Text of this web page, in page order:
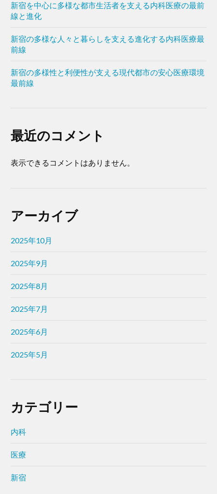
新宿を中心に多様な都市生活者を支える内科医療の最前
線と進化
新宿の多様な人々と暮らしを支える進化する内科医療最
前線
新宿の多様性と利便性が支える現代都市の安心医療環境
最前線
最近のコメント
表示できるコメントはありません。
アーカイブ
2025年10月
2025年9月
2025年8月
2025年7月
2025年6月
2025年5月
カテゴリー
内科
医療
新宿